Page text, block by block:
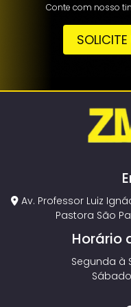
Conte com nosso
Av. Professor Luiz
Pastora São
Horário
Segunda à